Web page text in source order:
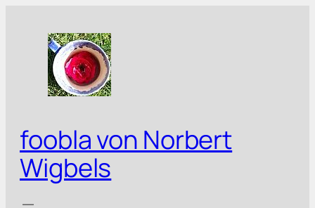
springen
foobla von Norbert
Wigbels